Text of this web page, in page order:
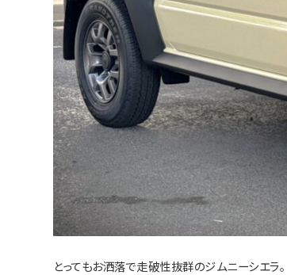
とってもお洒落で走破性抜群のジムニーシエラ。